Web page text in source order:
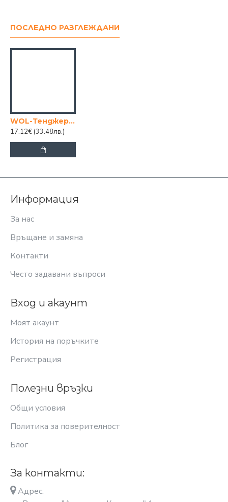
ПОСЛЕДНО РАЗГЛЕЖДАНИ
WOL-Тенджера правоъгълна 5.1L
17.12€ (33.48лв.)
Информация
За нас
Връщане и замяна
Контакти
Често задавани въпроси
Вход и акаунт
Моят акаунт
История на поръчките
Регистрация
Полезни връзки
Общи условия
Политика за поверителност
Блог
За контакти:
Адрес: